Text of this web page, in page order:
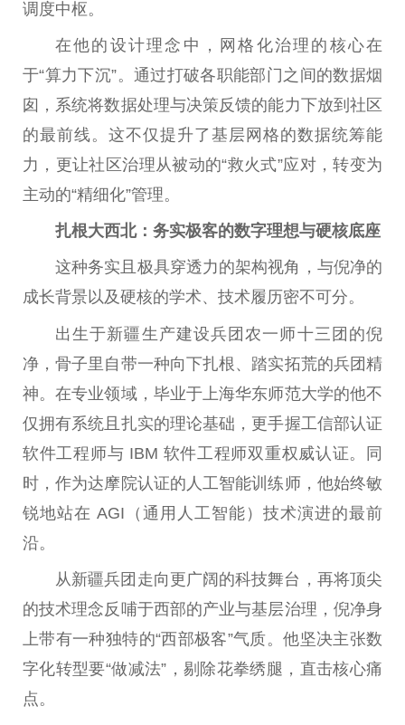
调度中枢。
在他的设计理念中，网格化治理的核心在
于“算力下沉”。通过打破各职能部门之间的数据烟
囱，系统将数据处理与决策反馈的能力下放到社区
的最前线。这不仅提升了基层网格的数据统筹能
力，更让社区治理从被动的“救火式”应对，转变为
主动的“精细化”管理。
扎根大西北：务实极客的数字理想与硬核底座
这种务实且极具穿透力的架构视角，与倪净的
成长背景以及硬核的学术、技术履历密不可分。
出生于新疆生产建设兵团农一师十三团的倪
净，骨子里自带一种向下扎根、踏实拓荒的兵团精
神。在专业领域，毕业于上海华东师范大学的他不
仅拥有系统且扎实的理论基础，更手握工信部认证
软件工程师与 IBM 软件工程师双重权威认证。同
时，作为达摩院认证的人工智能训练师，他始终敏
锐地站在 AGI（通用人工智能）技术演进的最前
沿。
从新疆兵团走向更广阔的科技舞台，再将顶尖
的技术理念反哺于西部的产业与基层治理，倪净身
上带有一种独特的“西部极客”气质。他坚决主张数
字化转型要“做减法”，剔除花拳绣腿，直击核心痛
点。